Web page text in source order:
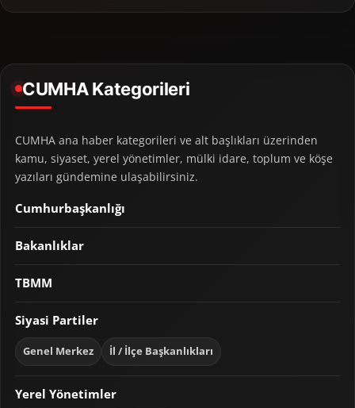
CUMHA Kategorileri
CUMHA ana haber kategorileri ve alt başlıkları üzerinden
kamu, siyaset, yerel yönetimler, mülki idare, toplum ve köşe
yazıları gündemine ulaşabilirsiniz.
Cumhurbaşkanlığı
Bakanlıklar
TBMM
Siyasi Partiler
Genel Merkez İl / İlçe Başkanlıkları
Yerel Yönetimler